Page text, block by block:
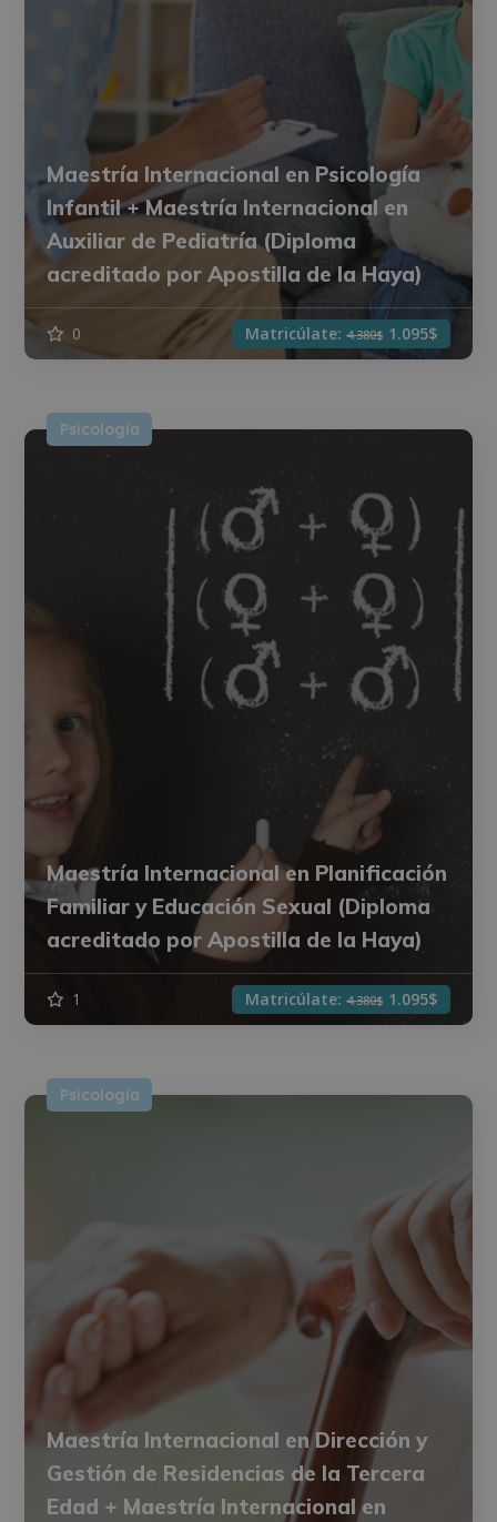
Maestría Internacional en Psicología
Infantil + Maestría Internacional en
Auxiliar de Pediatría (Diploma
acreditado por Apostilla de la Haya)
0 Matricúlate: 4.380$ 1.095$
Psicología
Maestría Internacional en Planificación
Familiar y Educación Sexual (Diploma
acreditado por Apostilla de la Haya)
1 Matricúlate: 4.380$ 1.095$
Psicología
Maestría Internacional en Dirección y
Gestión de Residencias de la Tercera
Edad + Maestría Internacional en